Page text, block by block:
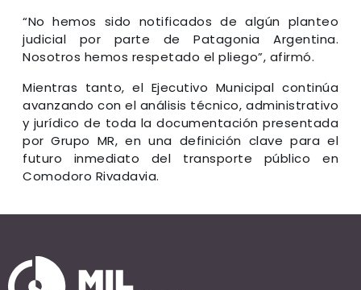
“No hemos sido notificados de algún planteo
judicial por parte de Patagonia Argentina.
Nosotros hemos respetado el pliego”, afirmó.
Mientras tanto, el Ejecutivo Municipal continúa
avanzando con el análisis técnico, administrativo
y jurídico de toda la documentación presentada
por Grupo MR, en una definición clave para el
futuro inmediato del transporte público en
Comodoro Rivadavia.